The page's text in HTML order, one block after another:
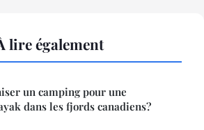
lire également
un camping pour une
dans les fjords canadiens?